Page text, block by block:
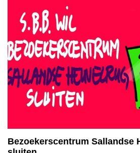
Bezoekerscentrum Sallandse